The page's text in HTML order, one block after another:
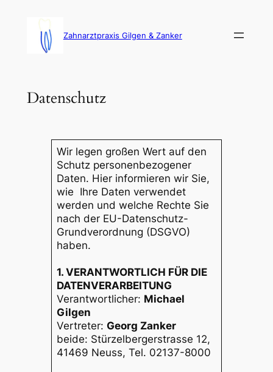
Zahnarztpraxis Gilgen & Zanker
Datenschutz
Wir legen großen Wert auf den
Schutz personenbezogener
Daten. Hier informieren wir Sie,
wie Ihre Daten verwendet
werden und welche Rechte Sie
nach der EU-Datenschutz-
Grundverordnung (DSGVO)
haben.
1. VERANTWORTLICH FÜR DIE
DATENVERARBEITUNG
Verantwortlicher: Michael
Gilgen
Vertreter:Georg Zanker
beide: Stürzelbergerstrasse 12,
41469 Neuss, Tel. 02137-8000